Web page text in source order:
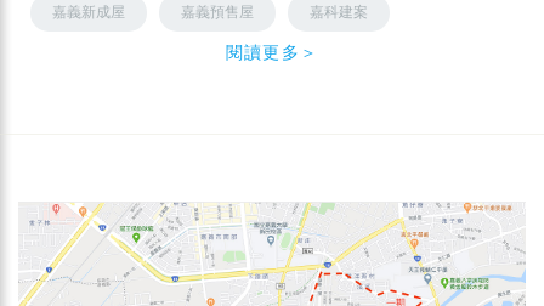
嘉義新成屋 嘉義預售屋 嘉科建案
閱讀更多＞